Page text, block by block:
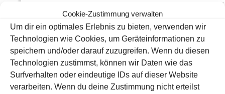
Cookie-Zustimmung verwalten
Um dir ein optimales Erlebnis zu bieten, verwenden wir
Technologien wie Cookies, um Geräteinformationen zu
speichern und/oder darauf zuzugreifen. Wenn du diesen
Technologien zustimmst, können wir Daten wie das
Surfverhalten oder eindeutige IDs auf dieser Website
verarbeiten. Wenn du deine Zustimmung nicht erteilst
10. August 2026
18:00 / 22:00
Teilen